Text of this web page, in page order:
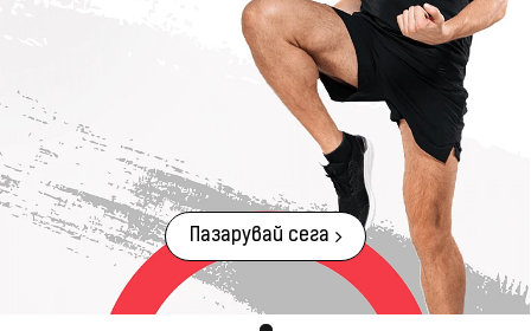
Пазарувай сега